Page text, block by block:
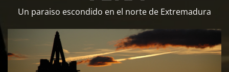
Un paraiso escondido en el norte de Extremadura